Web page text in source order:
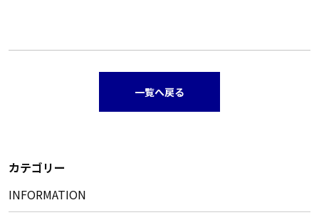
一覧へ戻る
カテゴリー
INFORMATION